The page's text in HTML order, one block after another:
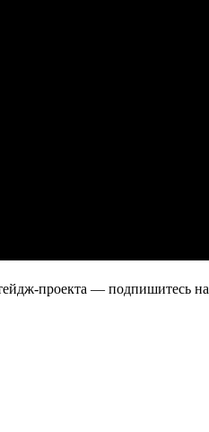
проекта — подпишитесь на